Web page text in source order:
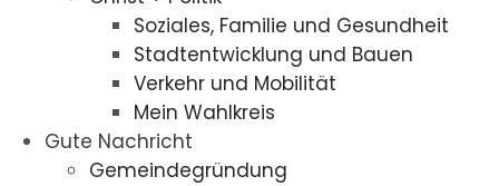
Soziales, Familie und Gesundheit
Stadtentwicklung und Bauen
Verkehr und Mobilität
Mein Wahlkreis
Gute Nachricht
Gemeindegründung